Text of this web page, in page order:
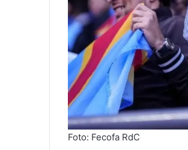
Foto: Fecofa RdC